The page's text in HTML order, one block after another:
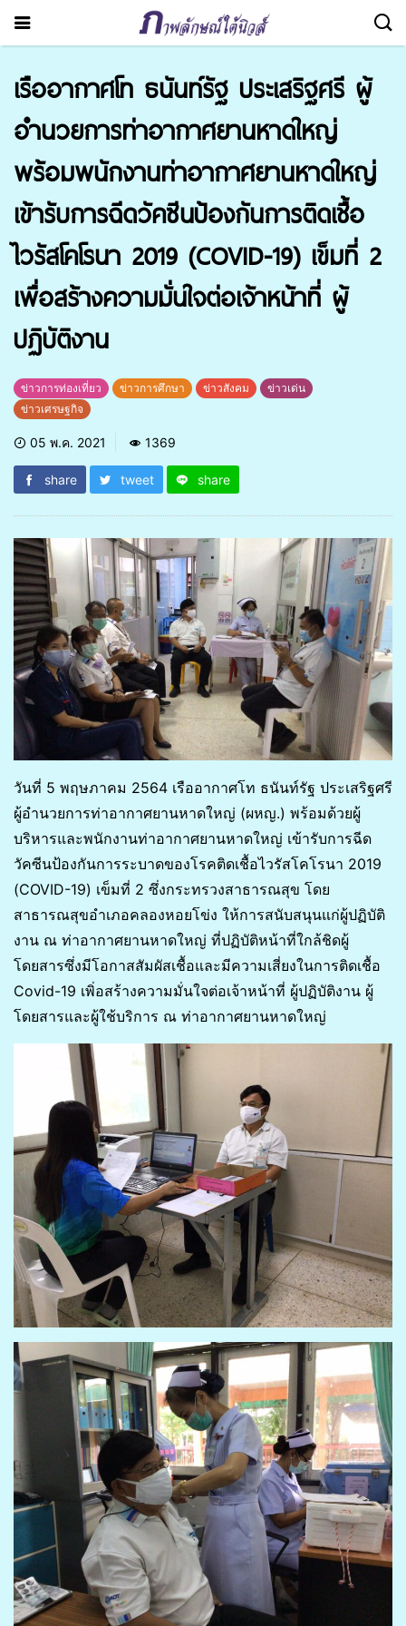
เรืออากาศโท ธนันท์รัฐ ประเสริฐศรี ผู้
อำนวยการท่าอากาศยานหาดใหญ่
พร้อมพนักงานท่าอากาศยานหาดใหญ่
เข้ารับการฉีดวัคซีนป้องกันการติดเชื้อ
ไวรัสโคโรนา 2019 (COVID-19) เข็มที่ 2
เพื่อสร้างความมั่นใจต่อเจ้าหน้าที่ ผู้
ปฏิบัติงาน
ข่าวการท่องเที่ยว ข่าวการศึกษา ข่าวสังคม
ข่าวเด่น
ข่าวเศรษฐกิจ
05 พ.ค. 2021 1369
share tweet share
วันที่ 5 พฤษภาคม 2564 เรืออากาศโท ธนันท์รัฐ ประเสริฐศรี
ผู้อำนวยการท่าอากาศยานหาดใหญ่ (ผหญ.) พร้อมด้วยผู้
บริหารและพนักงานท่าอากาศยานหาดใหญ่ เข้ารับการฉีด
วัคซีนป้องกันการระบาดของโรคติดเชื้อไวรัสโคโรนา 2019
(COVID-19) เข็มที่ 2 ซึ่งกระทรวงสาธารณสุข โดย
สาธารณสุขอำเภอคลองหอยโข่ง ให้การสนับสนุนแก่ผู้ปฏิบัติ
งาน ณ ท่าอากาศยานหาดใหญ่ ที่ปฏิบัติหน้าที่ใกล้ชิดผู้
โดยสารซึ่งมีโอกาสสัมผัสเชื้อและมีความเสี่ยงในการติดเชื้อ
Covid-19 เพิ่อสร้างความมั่นใจต่อเจ้าหน้าที่ ผู้ปฏิบัติงาน ผู้
โดยสารและผู้ใช้บริการ ณ ท่าอากาศยานหาดใหญ่